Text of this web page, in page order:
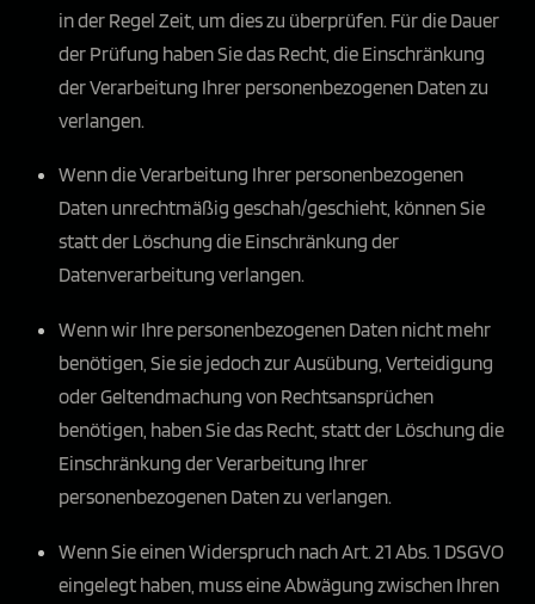
in der Regel Zeit, um dies zu überprüfen. Für die Dauer
der Prüfung haben Sie das Recht, die Einschränkung
der Verarbeitung Ihrer personenbezogenen Daten zu
verlangen.
Wenn die Verarbeitung Ihrer personenbezogenen
Daten unrechtmäßig geschah/geschieht, können Sie
statt der Löschung die Einschränkung der
Datenverarbeitung verlangen.
Wenn wir Ihre personenbezogenen Daten nicht mehr
benötigen, Sie sie jedoch zur Ausübung, Verteidigung
oder Geltendmachung von Rechtsansprüchen
benötigen, haben Sie das Recht, statt der Löschung die
Einschränkung der Verarbeitung Ihrer
personenbezogenen Daten zu verlangen.
Wenn Sie einen Widerspruch nach Art. 21 Abs. 1 DSGVO
eingelegt haben, muss eine Abwägung zwischen Ihren